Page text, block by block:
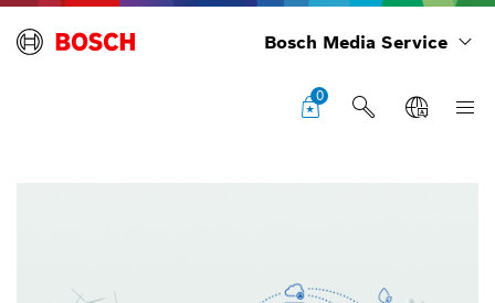
Bosch Media Service
0